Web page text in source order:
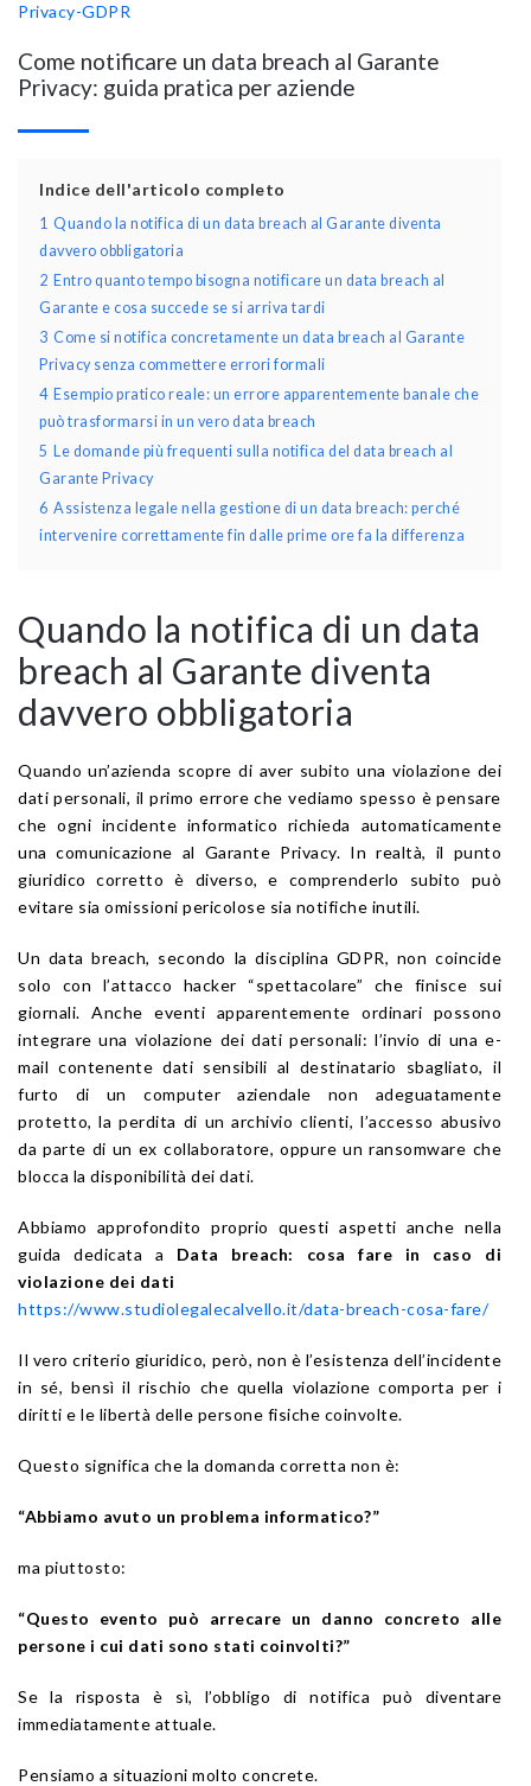
Privacy-GDPR
Come notificare un data breach al Garante
Privacy: guida pratica per aziende
Indice dell'articolo completo
1 Quando la notifica di un data breach al Garante diventa
davvero obbligatoria
2 Entro quanto tempo bisogna notificare un data breach al
Garante e cosa succede se si arriva tardi
3 Come si notifica concretamente un data breach al Garante
Privacy senza commettere errori formali
4 Esempio pratico reale: un errore apparentemente banale che
può trasformarsi in un vero data breach
5
Le domande più frequenti sulla notifica del data breach al
Garante Privacy
6 Assistenza legale nella gestione di un data breach: perché
intervenire correttamente fin dalle prime ore fa la differenza
Quando la notifica di un data
breach al Garante diventa
davvero obbligatoria
Quando un’azienda scopre di aver subito una violazione dei
dati personali, il primo errore che vediamo spesso è pensare
che ogni incidente informatico richieda automaticamente
una comunicazione al Garante Privacy. In realtà, il punto
giuridico corretto è diverso, e comprenderlo subito può
evitare sia omissioni pericolose sia notifiche inutili.
Un data breach, secondo la disciplina GDPR, non coincide
solo con l’attacco hacker “spettacolare” che finisce sui
giornali. Anche eventi apparentemente ordinari possono
integrare una violazione dei dati personali: l’invio di una e-
mail contenente dati sensibili al destinatario sbagliato, il
furto di un computer aziendale non adeguatamente
protetto, la perdita di un archivio clienti, l’accesso abusivo
da parte di un ex collaboratore, oppure un ransomware che
blocca la disponibilità dei dati.
Abbiamo approfondito proprio questi aspetti anche nella
guida dedicata a Data breach: cosa fare in caso di
violazione dei dati
https://www.studiolegalecalvello.it/data-breach-cosa-fare/
Il vero criterio giuridico, però, non è l’esistenza dell’incidente
in sé, bensì il rischio che quella violazione comporta per i
diritti e le libertà delle persone fisiche coinvolte.
Questo significa che la domanda corretta non è:
“Abbiamo avuto un problema informatico?”
ma piuttosto:
“Questo evento può arrecare un danno concreto alle
persone i cui dati sono stati coinvolti?”
Se la risposta è sì, l’obbligo di notifica può diventare
immediatamente attuale.
Pensiamo a situazioni molto concrete.